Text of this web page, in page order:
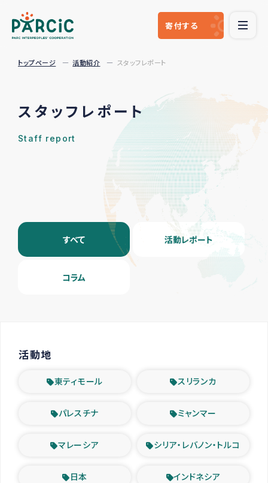
寄付する
トップページ 活動紹介 スタッフレポート
スタッフレポート
Staff report
すべて 活動レポート
コラム
活動地
東ティモール スリランカ
パレスチナ ミャンマー
マレーシア シリア・レバノン・トルコ
日本 インドネシア